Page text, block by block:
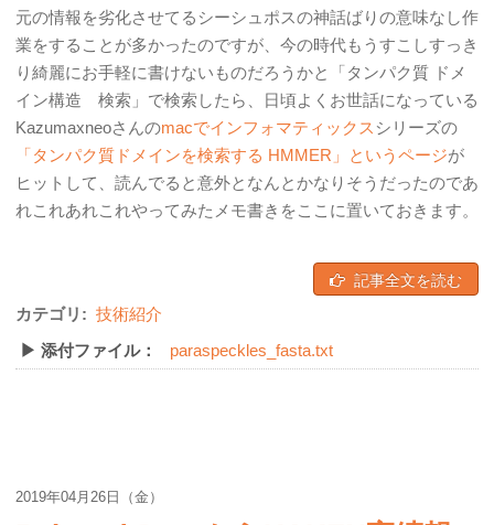
元の情報を劣化させてるシーシュポスの神話ばりの意味なし作
業をすることが多かったのですが、今の時代もうすこしすっき
り綺麗にお手軽に書けないものだろうかと「タンパク質 ドメ
イン構造 検索」で検索したら、日頃よくお世話になっている
Kazumaxneoさんのmacでインフォマティックス シリーズの
「タンパク質ドメインを検索する HMMER」というページが
ヒットして、読んでると意外となんとかなりそうだったのであ
れこれあれこれやってみたメモ書きをここに置いておきます。
記事全文を読む
カテゴリ: 技術紹介
▶ 添付ファイル：
paraspeckles_fasta.txt
2019年04月26日（金）